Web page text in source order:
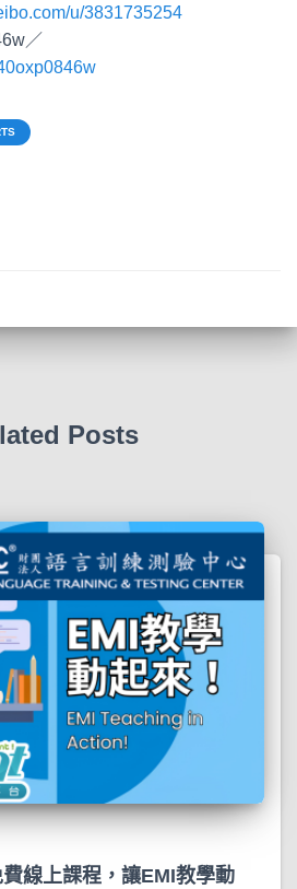
u/3831735254
／
Posts
線上課程，讓EMI教學動